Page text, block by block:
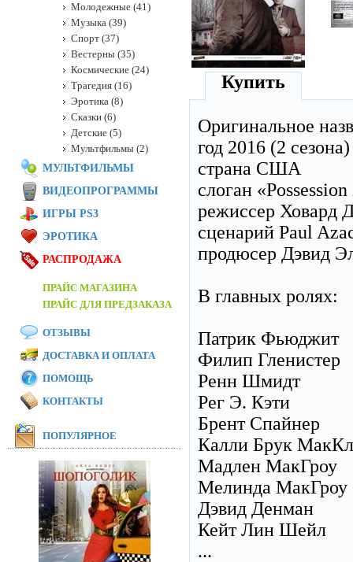
Купить
Оригинальное
год 2016 (2 сезона)
страна США
слоган
режиссер Ховард
сценарий Paul
продюсер Дэвид
В главных ролях:
Патрик Фьюджит
Филип Гленистер
Ренн Шмидт
Рег Э. Кэти
Брент Спайнер
Калли Брук
Мадлен МакГроу
Мелинда МакГроу
Дэвид Денман
Кейт Лин Шейл
...
Молодежные (41)
Музыка (39)
Спорт (37)
Вестерны (35)
Космические (24)
Трагедия (16)
Эротика (8)
Сказки (6)
Детские (5)
Мультфильмы (2)
МУЛЬТФИЛЬМЫ
ВИДЕОПРОГРАММЫ
ИГРЫ PS3
ЭРОТИКА
РАСПРОДАЖА
ПРАЙС МАГАЗИНА
ПРАЙС ДЛЯ ПРЕДЗАКАЗА
ОТЗЫВЫ
ДОСТАВКА И ОПЛАТА
ПОМОЩЬ
КОНТАКТЫ
ПОПУЛЯРНОЕ